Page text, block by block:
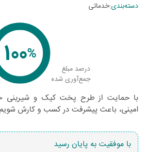
دسته‌بندی:خدماتی
درصد مبلغ
جمع‌آوری شده
%
100
با حمایت از طرح پخت کیک و شیرینی
امینی، باعث پیشرفت در کسب و کارش
با موفقیت به پایان رسید